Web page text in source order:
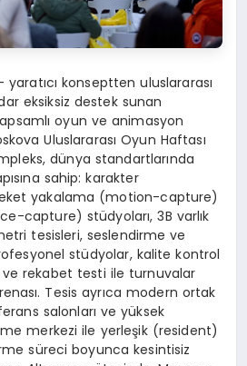
konseptten uluslararası
eksiksiz destek sunan
oyun ve animasyon
Uluslararası Oyun Haftası
dünya standartlarında
sahip: karakter
yakalama (motion-capture)
capture) stüdyoları, 3B varlık
tesisleri, seslendirme ve
stüdyolar, kalite kontrol
rekabet testi ile turnuvalar
Tesis ayrıca modern ortak
salonları ve yüksek
merkezi ile yerleşik (resident)
süreci boyunca kesintisiz